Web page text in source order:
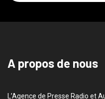
A propos de nous
L’Agence de Presse Radio et